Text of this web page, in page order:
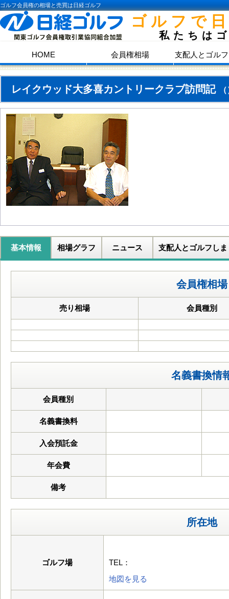
ゴルフ会員権の相場と売買は日経ゴルフ
ゴルフで
私たちは
HOME 会員権相場 支配人とゴル
レイクウッド大多喜カントリークラブ訪問記
基本情報 相場グラフ ニュース 支配人とゴルフしま
会員権相場
売り相場 会員種別
名義書換情
会員種別
名義書換料
入会預託金
年会費
備考
所在地
ゴルフ場
TEL：
地図を見る